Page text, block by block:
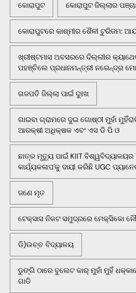
କୋରାପୁଟ କୋରାପୁଟ ଜିଲ୍ଲାର
କୋରାପୁଟରେ କାଶ୍ମୀର ଶୈଳୀ ଟୁରିଜମ:
ଖ୍ରୀଷ୍ଟମାସ ଅବସରରେ ଦିଲ୍ଲୀର
ପହଞ୍ଚିଲେ ପ୍ରଧାନମନ୍ତ୍ରୀ ନରେନ୍ଦ୍ର
ଗଜପତି ଜିଲ୍ଲା ପାଇଁ ଦୁଃଖ
ଗାଇବା ଗ୍ରାମରେ ଦୁଇ ଗୋଷ୍ଠୀ ମୁହାଁ
ଆରକ୍ଷୀ ଅଧିକ୍ଷକ ଏବଂ ଏସ ଡି ପି ଓ
ଛାତ୍ର ମୃତ୍ୟୁ ପାଇଁ KIIT ବିଶ୍ୱବିଦ୍ୟାଳୟର
କାର୍ଯ୍ୟକଳାପ'କୁ ଦାୟୀ କରିଛି UGC
ଜଣେ ମୃତ
ଟେକ୍ସାସ ନିକଟ ସମୁଦ୍ରରେ ମେକ୍ସିକୋ
ଡି)ଉଚ୍ଚ ବିଦ୍ୟାଳୟ
ଡୁଙ୍ଗି ଠାରେ ବୁଲେଟ କାର୍ ମୁହାଁ ମୁହିଁ
ଗାଡି